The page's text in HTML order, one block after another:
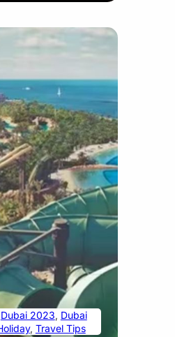
Dubai 2023, Dubai
, Travel Tips